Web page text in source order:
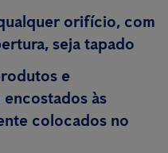
orifício, com
seja tapado
e
às
colocados no